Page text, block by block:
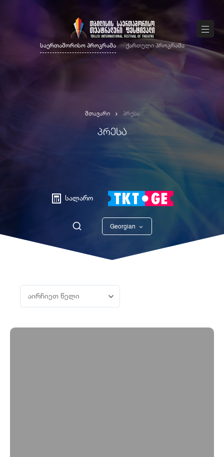
საერთაშორისო პროგრამა ქართული პროგრამა
მთავარი პრესა
ᲞᲠᲔᲡᲐ
სალარო
Georgian
აირჩიეთ წელი